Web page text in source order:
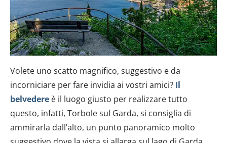
Volete uno scatto magnifico, suggestivo e da
incorniciare per fare invidia ai vostri amici? Il
belvedere è il luogo giusto per realizzare tutto
questo, infatti, Torbole sul Garda, si consiglia di
ammirarla dall’alto, un punto panoramico molto